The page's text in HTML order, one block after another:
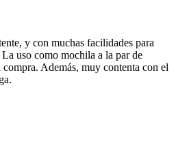
y con muchas facilidades para
uso como mochila a la par de
Además, muy contenta con el